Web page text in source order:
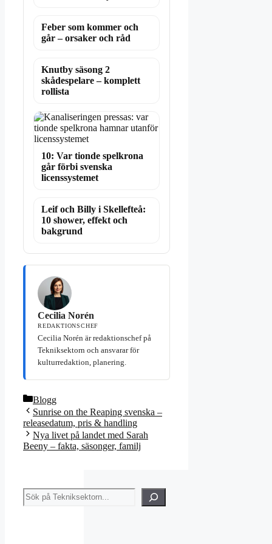
Feber som kommer och
går – orsaker och råd
Knutby säsong 2
skådespelare – komplett
rollista
10: Var tionde spelkrona
går förbi svenska
licenssystemet
Leif och Billy i Skellefteå:
10 shower, effekt och
bakgrund
Cecilia Norén
REDAKTIONSCHEF
Cecilia Norén är redaktionschef på
Tekniksektorn och ansvarar för
kulturredaktion, planering.
Kategorier
Blogg
Sunrise on the Reaping svenska –
releasedatum, pris & handling
Nya livet på landet med Sarah
Beeny – fakta, säsonger, familj
Sök